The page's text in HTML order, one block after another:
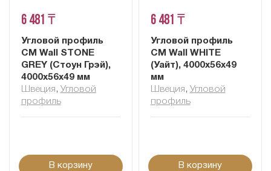
6 481 ₸
Угловой профиль
CM Wall STONE
GREY (Стоун Грэй),
4000х56х49 мм
Швеция , Угловой
профиль
В корзину
6 481 ₸
Угловой профиль
CM Wall WHITE
(Уайт), 4000х56х49
мм
Швеция , Угловой
профиль
В корзину